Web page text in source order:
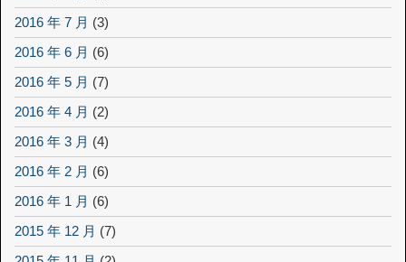
2016 年 7 月 (3)
2016 年 6 月 (6)
2016 年 5 月 (7)
2016 年 4 月 (2)
2016 年 3 月 (4)
2016 年 2 月 (6)
2016 年 1 月 (6)
2015 年 12 月 (7)